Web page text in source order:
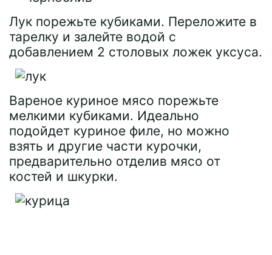
Лук порежьте кубиками. Переложите в
тарелку и залейте водой с
добавлением 2 столовых ложек уксуса.
Вареное куриное мясо порежьте
мелкими кубиками. Идеально
подойдет куриное филе, но можно
взять и другие части курочки,
предварительно отделив мясо от
костей и шкурки.